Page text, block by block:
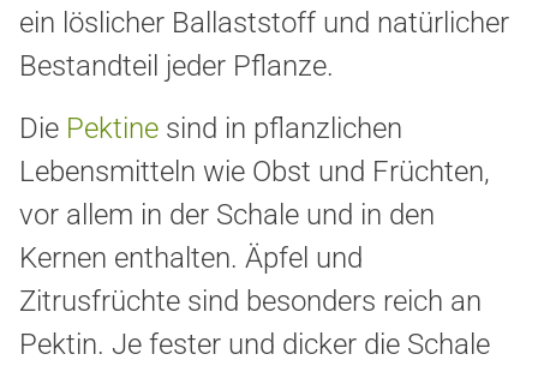
ein löslicher Ballaststoff und natürlicher
Bestandteil jeder Pflanze.
Die Pektine sind in pflanzlichen
Lebensmitteln wie Obst und Früchten,
vor allem in der Schale und in den
Kernen enthalten. Äpfel und
Zitrusfrüchte sind besonders reich an
Pektin. Je fester und dicker die Schale